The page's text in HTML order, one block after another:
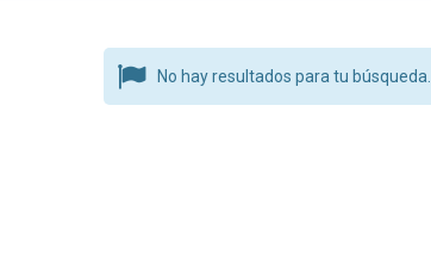
No hay resultados para tu búsqueda.